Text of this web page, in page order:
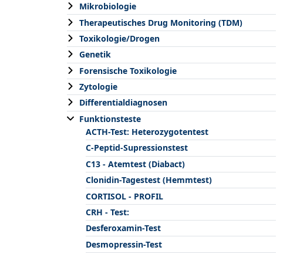
Mikrobiologie
Therapeutisches Drug Monitoring (TDM)
Toxikologie/Drogen
Genetik
Forensische Toxikologie
Zytologie
Differentialdiagnosen
Funktionsteste
ACTH-Test: Heterozygotentest
C-Peptid-Supressionstest
C13 - Atemtest (Diabact)
Clonidin-Tagestest (Hemmtest)
CORTISOL - PROFIL
CRH - Test:
Desferoxamin-Test
Desmopressin-Test